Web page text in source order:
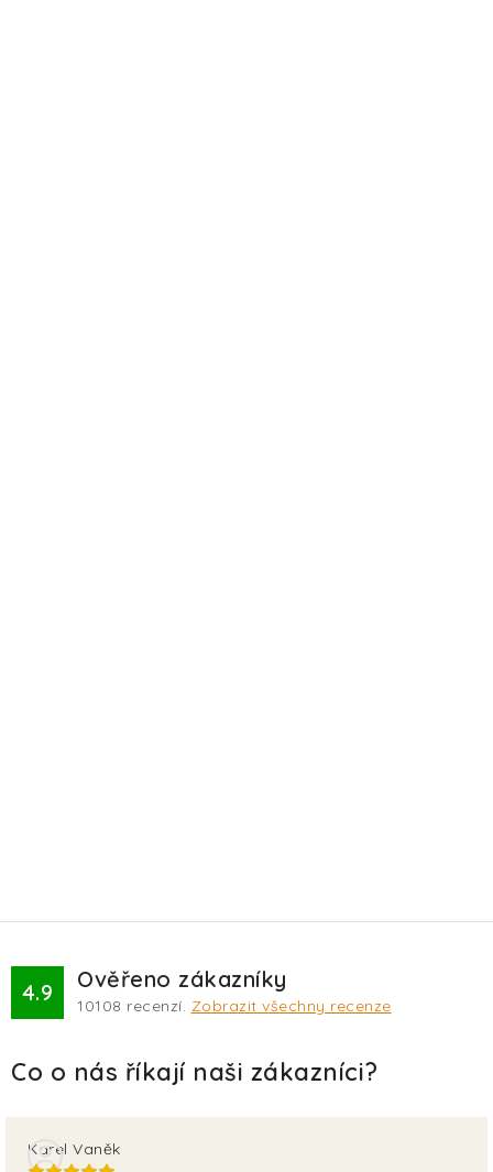
4.9 Ověřeno zákazníky
10108 recenzí. Zobrazit všechny recenze
Karel Vaněk